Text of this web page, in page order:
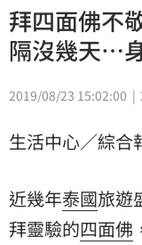
拜四面佛不
隔沒幾天…
2019/08/23 15:02:00
生活中心／綜合
近幾年泰國旅遊
拜靈驗的四面佛